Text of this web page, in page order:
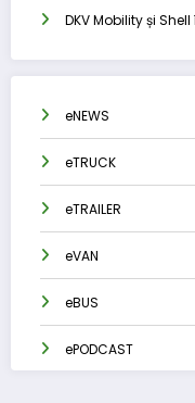
DKV Mobility și
eNEWS
eTRUCK
eTRAILER
eVAN
eBUS
ePODCAST